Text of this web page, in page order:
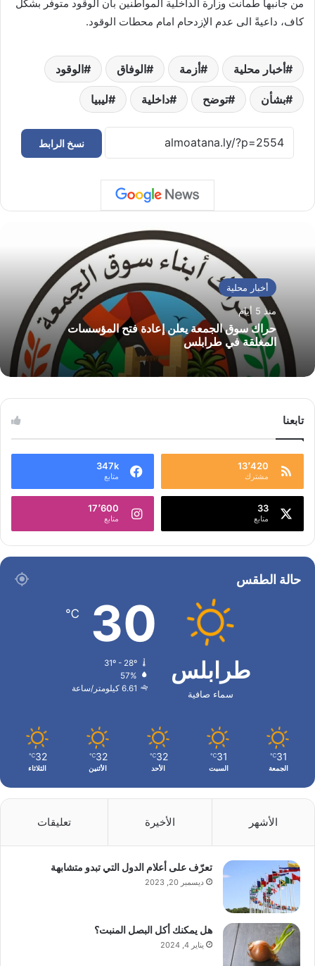
من جانبها طمأنت وزارة الداخلية المواطنين بأن الوقود متوفر بشكل
كاف، داعيةً الى عدم الإزدحام امام محطات الوقود.
أخبار محلية أزمة الوفاق الوقود
بشأن توضح داخلية ليبيا
نسخ الرابط
أخبار محلية
منذ 5 أيام
حراك سوق الجمعة يعلن إعادة فتح المؤسسات
المغلقة في طرابلس
تابعنا
13٬420
مشترك
347k
متابع
33
متابع
17٬600
متابع
حالة الطقس
طرابلس
سماء صافية
30
℃
31º - 28º
57%
6.61 كيلومتر/ساعة
31
℃
الجمعة
31
℃
السبت
32
℃
الأحد
32
℃
الأثنين
32
℃
الثلاثاء
الأشهر الأخيرة تعليقات
تعرّف على أعلام الدول التي تبدو متشابهة
ديسمبر 20, 2023
هل يمكنك أكل البصل المنبت؟
يناير 4, 2024